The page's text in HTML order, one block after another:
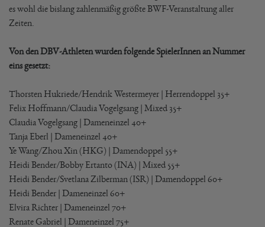
es wohl die bislang zahlenmäßig größte BWF-Veranstaltung aller
Zeiten.
Von den DBV-Athleten wurden folgende SpielerInnen an Nummer
eins gesetzt:
Thorsten Hukriede/Hendrik Westermeyer | Herrendoppel 35+
Felix Hoffmann/Claudia Vogelgsang | Mixed 35+
Claudia Vogelgsang | Dameneinzel 40+
Tanja Eberl | Dameneinzel 40+
Ye Wang/Zhou Xin (HKG) | Damendoppel 55+
Heidi Bender/Bobby Ertanto (INA) | Mixed 55+
Heidi Bender/Svetlana Zilberman (ISR) | Damendoppel 60+
Heidi Bender | Dameneinzel 60+
Elvira Richter | Dameneinzel 70+
Renate Gabriel | Dameneinzel 75+